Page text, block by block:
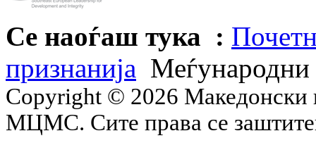
Се наоѓаш тука :
признанија Меѓународни
Copyright © 2026 Македонски
МЦМС. Сите права се